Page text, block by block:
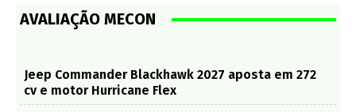
AVALIAÇÃO MECON
Jeep Commander Blackhawk 2027 aposta em 272
cv e motor Hurricane Flex